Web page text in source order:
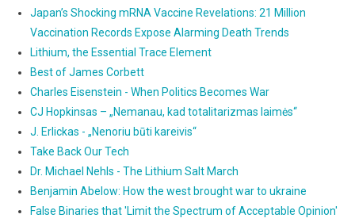
Japan’s Shocking mRNA Vaccine Revelations: 21 Million
Vaccination Records Expose Alarming Death Trends
Lithium, the Essential Trace Element
Best of James Corbett
Charles Eisenstein - When Politics Becomes War
CJ Hopkinsas – „Nemanau, kad totalitarizmas laimės“
J. Erlickas - „Nenoriu būti kareivis“
Take Back Our Tech
Dr. Michael Nehls - The Lithium Salt March
Benjamin Abelow: How the west brought war to ukraine
False Binaries that 'Limit the Spectrum of Acceptable Opinion'